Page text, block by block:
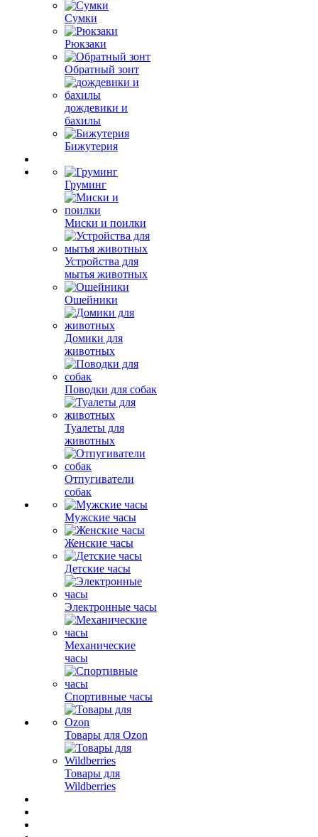
Сумки
Рюкзаки
Обратный зонт
дождевики и
бахилы
Бижутерия
Груминг
Миски и поилки
Устройства для
мытья животных
Ошейники
Домики для
животных
Поводки для собак
Туалеты для
животных
Отпугиватели
собак
Мужские часы
Женские часы
Детские часы
Электронные часы
Механические
часы
Спортивные часы
Товары для Ozon
Товары для
Wildberries